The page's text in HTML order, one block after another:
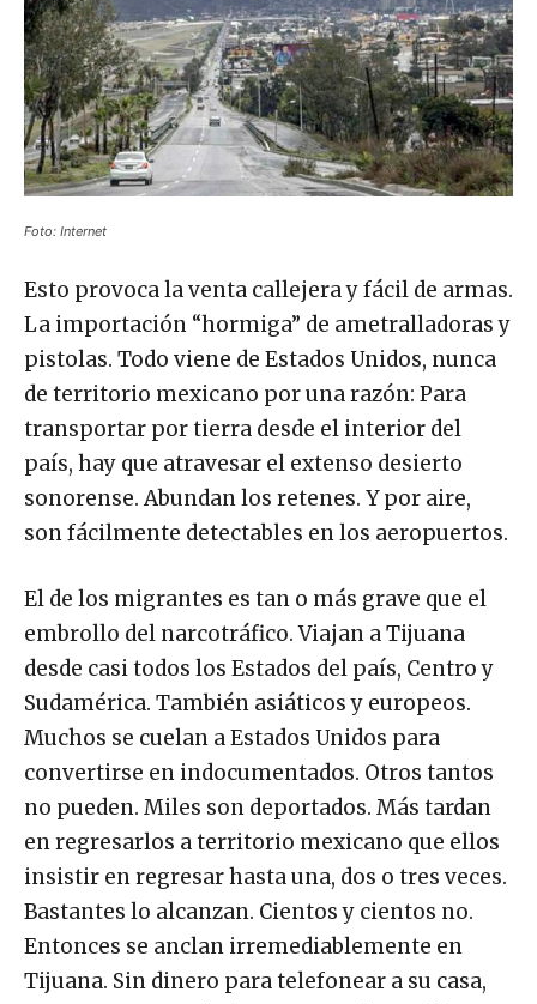
Foto: Internet
Esto provoca la venta callejera y fácil de armas.
La importación “hormiga” de ametralladoras y
pistolas. Todo viene de Estados Unidos, nunca
de territorio mexicano por una razón: Para
transportar por tierra desde el interior del
país, hay que atravesar el extenso desierto
sonorense. Abundan los retenes. Y por aire,
son fácilmente detectables en los aeropuertos.
El de los migrantes es tan o más grave que el
embrollo del narcotráfico. Viajan a Tijuana
desde casi todos los Estados del país, Centro y
Sudamérica. También asiáticos y europeos.
Muchos se cuelan a Estados Unidos para
convertirse en indocumentados. Otros tantos
no pueden. Miles son deportados. Más tardan
en regresarlos a territorio mexicano que ellos
insistir en regresar hasta una, dos o tres veces.
Bastantes lo alcanzan. Cientos y cientos no.
Entonces se anclan irremediablemente en
Tijuana. Sin dinero para telefonear a su casa,